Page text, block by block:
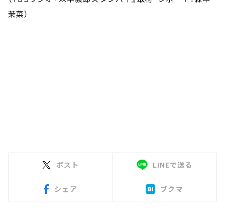
茉菜）
ポスト LINEで送る
シェア ブクマ